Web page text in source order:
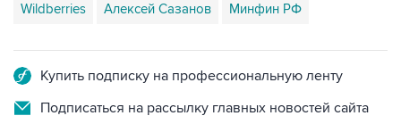
Wildberries Алексей Сазанов Минфин РФ
Купить подписку на профессиональную ленту
Подписаться на рассылку главных новостей сайта